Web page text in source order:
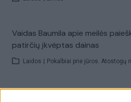
Vaidas Baumila apie meilės
patirčių įkvėptas dainas
Laidos Pokalbiai prie jūros. Atostogų